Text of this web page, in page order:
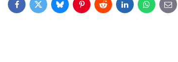
FacebookTwitterBlueskyPinterestRedditLinkedInWhatsApp
E-
mail